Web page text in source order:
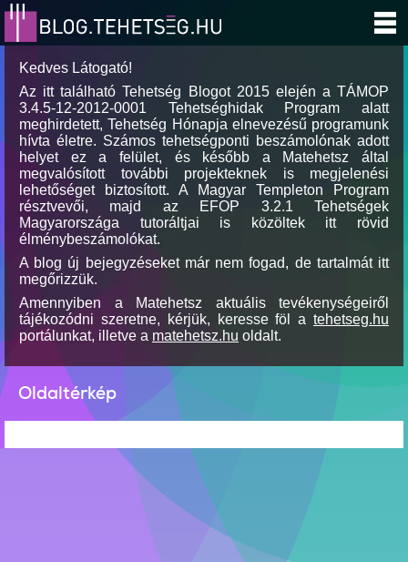
Kedves Látogató!
Az itt található Tehetség Blogot 2015 elején a TÁMOP
3.4.5-12-2012-0001 Tehetséghidak Program alatt
meghirdetett, Tehetség Hónapja elnevezésű programunk
hívta életre. Számos tehetségponti beszámolónak adott
helyet ez a felület, és később a Matehetsz által
megvalósított további projekteknek is megjelenési
lehetőséget biztosított. A Magyar Templeton Program
résztvevői, majd az EFOP 3.2.1 Tehetségek
Magyarországa tutoráltjai is közöltek itt rövid
élménybeszámolókat.
A blog új bejegyzéseket már nem fogad, de tartalmát itt
megőrizzük.
Amennyiben a Matehetsz aktuális tevékenységeiről
tájékozódni szeretne, kérjük, keresse föl a tehetseg.hu
portálunkat, illetve a matehetsz.hu oldalt.
Oldaltérkép